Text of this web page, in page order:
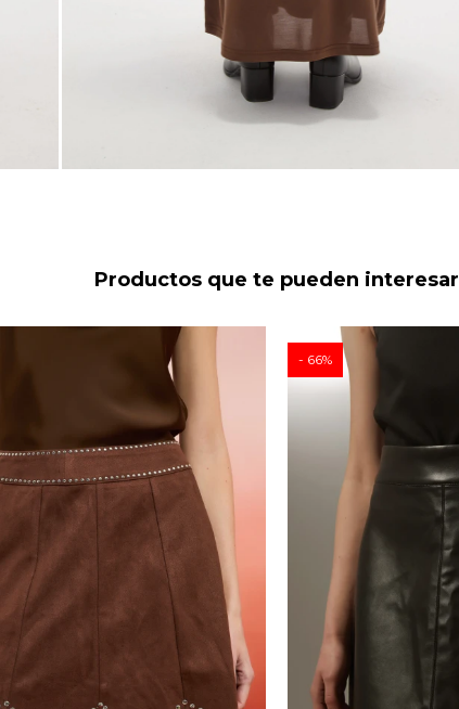
Productos que te pueden interesar
66